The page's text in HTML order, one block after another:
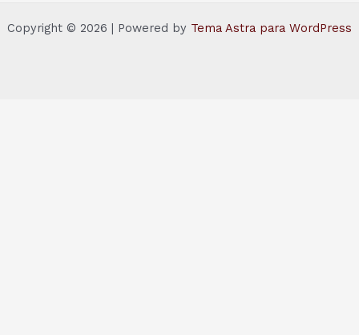
Copyright © 2026 | Powered by Tema Astra para WordPress